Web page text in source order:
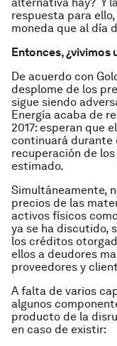
respuesta para
moneda que al día
Entonces, ¿vivimos
De acuerdo con
desplome de los
sigue siendo
Energía acaba de
2017: esperan que
continuará durante
recuperación de
estimado.
Simultáneamente,
precios de las
activos físicos
ya se ha discutido,
los créditos
ellos a deudores
proveedores y
A falta de varios
algunos
producto de la
en caso de existir: